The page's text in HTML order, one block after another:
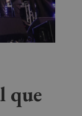
que